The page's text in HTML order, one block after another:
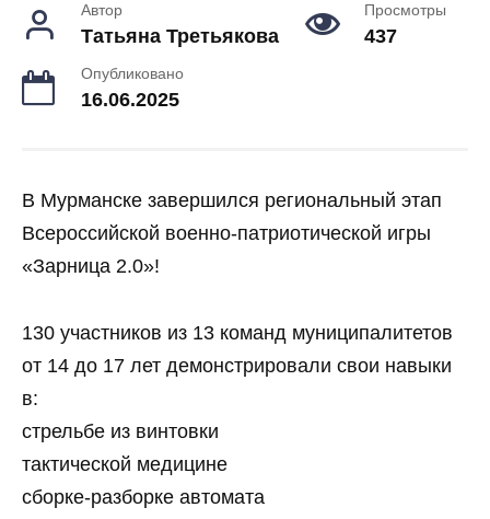
Автор
Татьяна Третьякова
Просмотры
437
Опубликовано
16.06.2025
В Мурманске завершился региональный этап
Всероссийской военно-патриотической игры
«Зарница 2.0»!
130 участников из 13 команд муниципалитетов
от 14 до 17 лет демонстрировали свои навыки
в:
стрельбе из винтовки
тактической медицине
сборке-разборке автомата